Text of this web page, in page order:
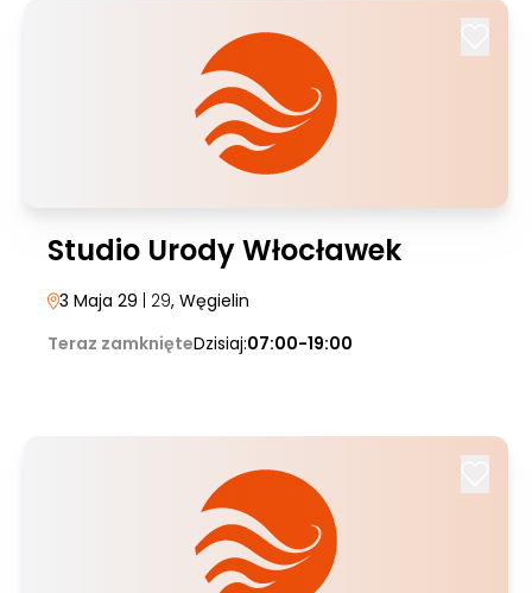
Studio Urody Włocławek
3 Maja 29 | 29, Węgielin
Teraz zamknięteDzisiaj:07:00-19:00